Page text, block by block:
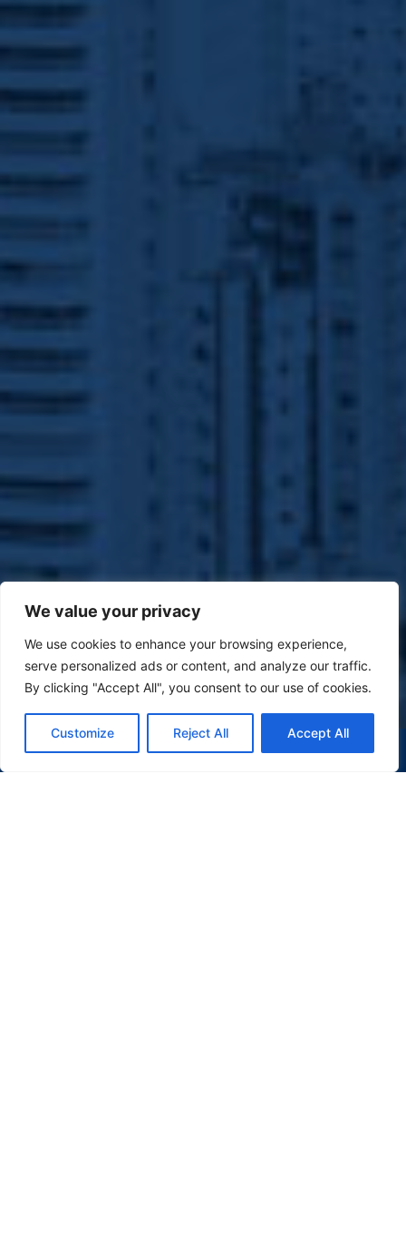
We value your privacy
We use cookies to enhance your browsing experience,
serve personalized ads or content, and analyze our traffic.
By clicking "Accept All", you consent to our use of cookies.
Customize Reject All Accept All
(47) 9 9977-7630